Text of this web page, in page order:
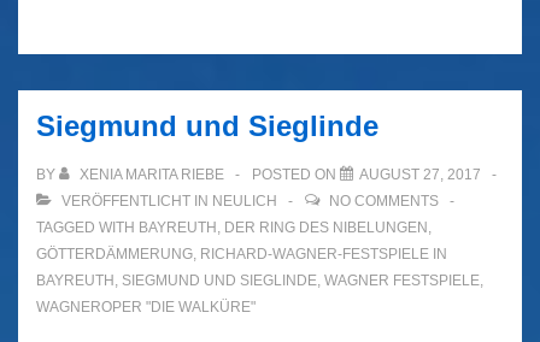
Siegmund und Sieglinde
BY XENIA MARITA RIEBE POSTED ON
AUGUST 27, 2017
VERÖFFENTLICHT IN NEULICH
NO COMMENTS
TAGGED WITH BAYREUTH , DER RING DES NIBELUNGEN ,
GÖTTERDÄMMERUNG, RICHARD-WAGNER-FESTSPIELE IN
BAYREUTH , SIEGMUND UND SIEGLINDE, WAGNER FESTSPIELE,
WAGNEROPER "DIE WALKÜRE"